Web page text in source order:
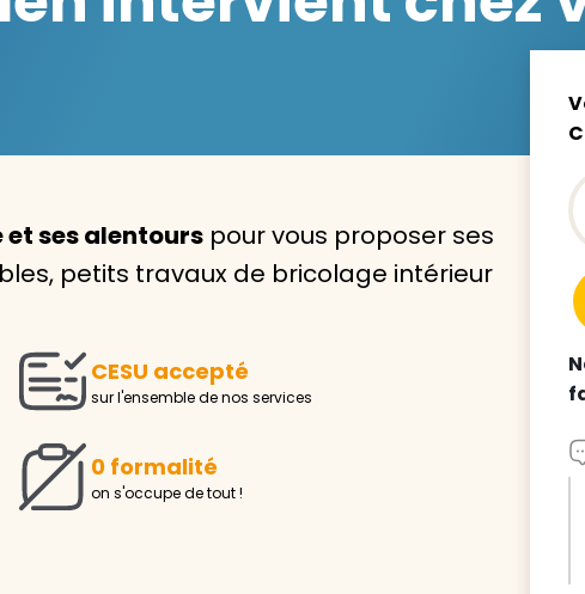
Avec VIVASERVICES, trouvez
service à domicile qui vous
correspond !
Pour l’entretien de votre logement, la garde de
ou l’accompagnement d’un parent, nos intervenants
Demander un devis gratuit
Trouver mon
et ses alentours pour vous proposer ses
petits travaux de bricolage intérieur
CESU accepté
sur l'ensemble de nos services
0 formalité
on s'occupe de tout !